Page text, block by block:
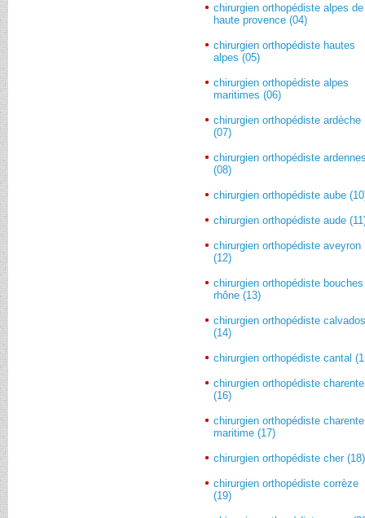
chirurgien orthopédiste alpes de
haute provence (04)
chirurgien orthopédiste hautes
alpes (05)
chirurgien orthopédiste alpes
maritimes (06)
chirurgien orthopédiste ardèche
(07)
chirurgien orthopédiste
(08)
chirurgien orthopédiste aube
chirurgien orthopédiste aude
chirurgien orthopédiste aveyron
(12)
chirurgien orthopédiste
rhône (13)
chirurgien orthopédiste
(14)
chirurgien orthopédiste cantal
chirurgien orthopédiste charente
(16)
chirurgien orthopédiste charente
maritime (17)
chirurgien orthopédiste cher (18)
chirurgien orthopédiste corrèze
(19)